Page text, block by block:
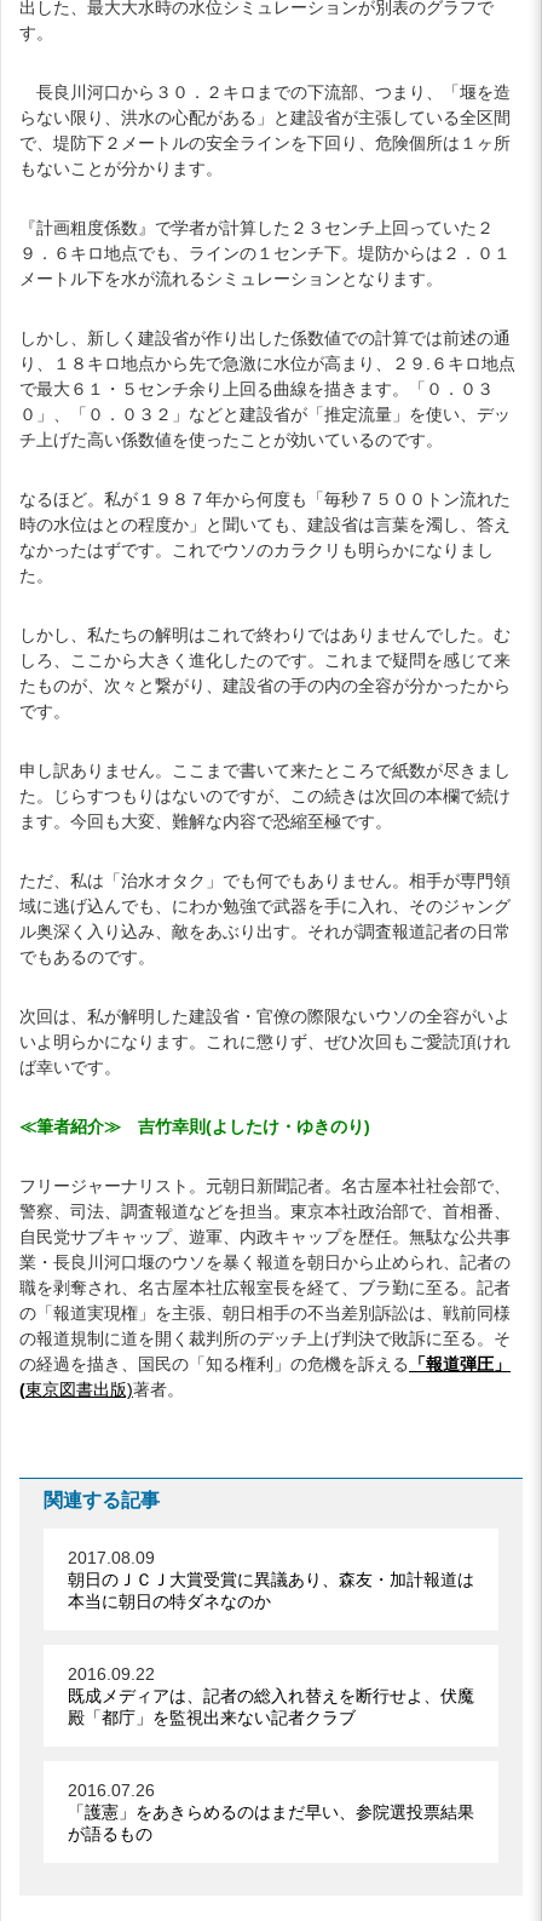
出した、最大大水時の水位シミュレーションが別表のグラフで
す。
長良川河口から３０．２キロまでの下流部、つまり、「堰を造
らない限り、洪水の心配がある」と建設省が主張している全区間
で、堤防下２メートルの安全ラインを下回り、危険個所は１ヶ所
もないことが分かります。
『計画粗度係数』で学者が計算した２３センチ上回っていた２
９．６キロ地点でも、ラインの１センチ下。堤防からは２．０１
メートル下を水が流れるシミュレーションとなります。
しかし、新しく建設省が作り出した係数値での計算では前述の通
り、１８キロ地点から先で急激に水位が高まり、２９.６キロ地点
で最大６１・５センチ余り上回る曲線を描きます。「０．０３
０」、「０．０３２」などと建設省が「推定流量」を使い、デッ
チ上げた高い係数値を使ったことが効いているのです。
なるほど。私が１９８７年から何度も「毎秒７５００トン流れた
時の水位はとの程度か」と聞いても、建設省は言葉を濁し、答え
なかったはずです。これでウソのカラクリも明らかになりまし
た。
しかし、私たちの解明はこれで終わりではありませんでした。む
しろ、ここから大きく進化したのです。これまで疑問を感じて来
たものが、次々と繋がり、建設省の手の内の全容が分かったから
です。
申し訳ありません。ここまで書いて来たところで紙数が尽きまし
た。じらすつもりはないのですが、この続きは次回の本欄で続け
ます。今回も大変、難解な内容で恐縮至極です。
ただ、私は「治水オタク」でも何でもありません。相手が専門領
域に逃げ込んでも、にわか勉強で武器を手に入れ、そのジャング
ル奥深く入り込み、敵をあぶり出す。それが調査報道記者の日常
でもあるのです。
次回は、私が解明した建設省・官僚の際限ないウソの全容がいよ
いよ明らかになります。これに懲りず、ぜひ次回もご愛読頂けれ
ば幸いです。
≪筆者紹介≫ 吉竹幸則(よしたけ・ゆきのり)
フリージャーナリスト。元朝日新聞記者。名古屋本社社会部で、
警察、司法、調査報道などを担当。東京本社政治部で、首相番、
自民党サブキャップ、遊軍、内政キャップを歴任。無駄な公共事
業・長良川河口堰のウソを暴く報道を朝日から止められ、記者の
職を剥奪され、名古屋本社広報室長を経て、ブラ勤に至る。記者
の「報道実現権」を主張、朝日相手の不当差別訴訟は、戦前同様
の報道規制に道を開く裁判所のデッチ上げ判決で敗訴に至る。そ
の経過を描き、国民の「知る権利」の危機を訴える
「報道弾圧」
(東京図書出版)著者。
関連する記事
2017.08.09
朝日のＪＣＪ大賞受賞に異議あり、森友・加計報道は
本当に朝日の特ダネなのか
2016.09.22
既成メディアは、記者の総入れ替えを断行せよ、伏魔
殿「都庁」を監視出来ない記者クラブ
2016.07.26
「護憲」をあきらめるのはまだ早い、参院選投票結果
が語るもの